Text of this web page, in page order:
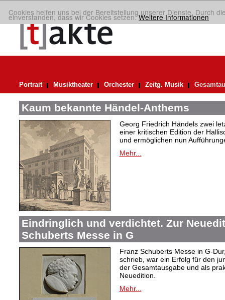
Cookies helfen uns bei der Bereitstellung unserer Dienste. Durch
einverstanden, dass wir Cookies setzen.Weitere Informationen
Portrait Musiktheater Orchester Zeitg. Musik
Kaum bekannte Händel-Anthems
Georg Friedrich Händels zwei
einer kritischen Edition der
und ermöglichen nun
Mehr...
Eindringlich und verdichtet. Zur
Schuberts Messe in G
Franz Schuberts Messe in G-
schrieb, war ein Erfolg für den
der Gesamtausgabe und als
Neuedition.
Mehr...